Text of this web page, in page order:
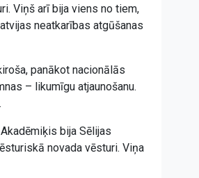
Viņš arī bija viens no tiem,
neatkarības atgūšanas
panākot nacionālās
– likumīgu atjaunošanu.
bija Sēlijas
novada vēsturi. Viņa